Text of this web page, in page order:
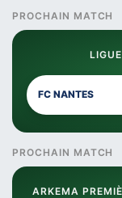
PROCHAIN MATCH
FC NANTES
PROCHAIN MATCH
ARKEMA